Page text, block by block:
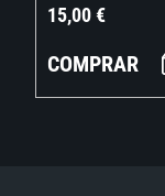
15,00€
COMPRAR